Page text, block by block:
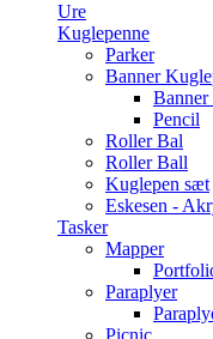
Ure
Kuglepenne
Parker
Banner
Banner
Pencil
Roller Bal
Roller Ball
Kuglepen sæt
Eskesen -
Tasker
Mapper
Paraplyer
Picnic